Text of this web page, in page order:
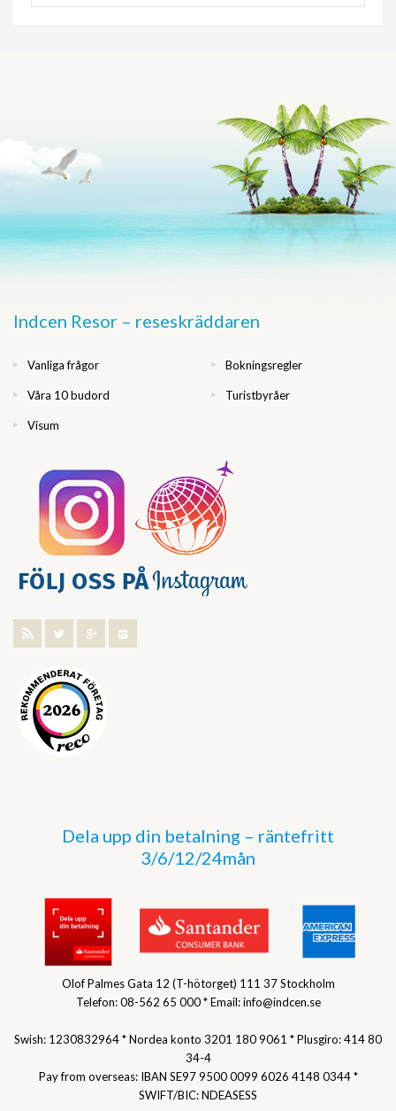
Indcen Resor – reseskräddaren
Vanliga frågor Bokningsregler
Våra 10 budord Turistbyråer
Visum
Dela upp din betalning – räntefritt
3/6/12/24mån
Olof Palmes Gata 12 (T-hötorget) 111 37 Stockholm
Telefon: 08-562 65 000 * Email: info@indcen.se
Swish: 1230832964 * Nordea konto 3201 180 9061 * Plusgiro: 414 80
34-4
Pay from overseas: IBAN SE97 9500 0099 6026 4148 0344 *
SWIFT/BIC: NDEASESS